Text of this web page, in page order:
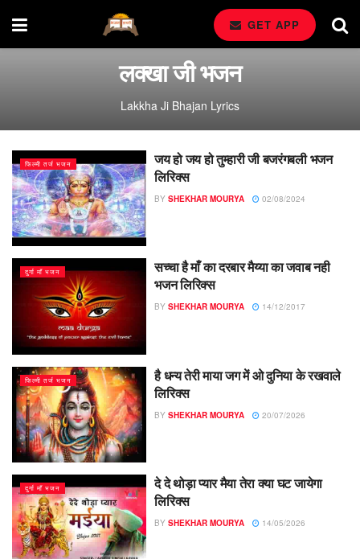
GET APP
लक्खा जी भजन
Lakkha Ji Bhajan Lyrics
फिल्मी तर्ज भजन
जय हो जय हो तुम्हारी जी बजरंगबली भजन
लिरिक्स
BY SHEKHAR MOURYA 02/08/2024
दुर्गा माँ भजन
सच्चा है माँ का दरबार मैय्या का जवाब नही
भजन लिरिक्स
BY SHEKHAR MOURYA 14/12/2017
फिल्मी तर्ज भजन
है धन्य तेरी माया जग में ओ दुनिया के रखवाले
लिरिक्स
BY SHEKHAR MOURYA 20/07/2026
दुर्गा माँ भजन
दे दे थोड़ा प्यार मैया तेरा क्या घट जायेगा
लिरिक्स
BY SHEKHAR MOURYA 14/05/2026